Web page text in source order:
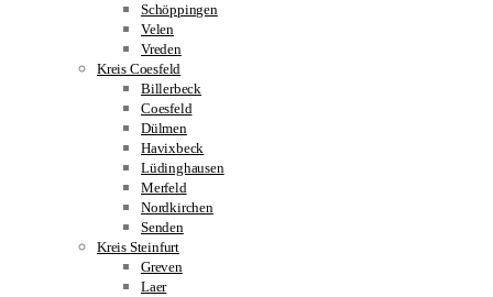
Schöppingen
Velen
Vreden
Kreis Coesfeld
Billerbeck
Coesfeld
Dülmen
Havixbeck
Lüdinghausen
Merfeld
Nordkirchen
Senden
Kreis Steinfurt
Greven
Laer